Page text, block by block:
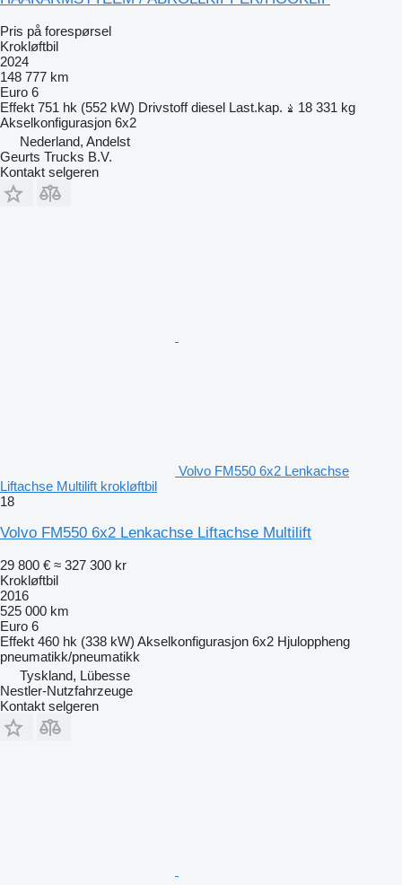
Pris på forespørsel
Krokløftbil
2024
148 777 km
Euro 6
Effekt 751 hk (552 kW) Drivstoff diesel Last.kap.
18 331 kg
Akselkonfigurasjon 6x2
Nederland, Andelst
Geurts Trucks B.V.
Kontakt selgeren
Volvo FM550 6x2 Lenkachse
Liftachse Multilift krokløftbil
18
Volvo FM550 6x2 Lenkachse Liftachse Multilift
29 800 € ≈ 327 300 kr
Krokløftbil
2016
525 000 km
Euro 6
Effekt 460 hk (338 kW) Akselkonfigurasjon 6x2 Hjuloppheng
pneumatikk/pneumatikk
Tyskland, Lübesse
Nestler-Nutzfahrzeuge
Kontakt selgeren